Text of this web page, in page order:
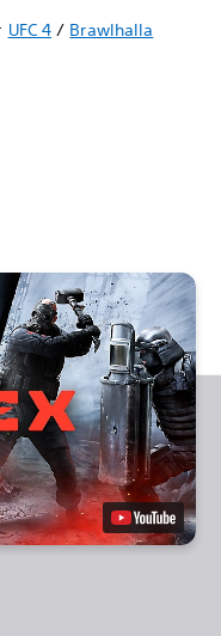
UFC 4 / Brawlhalla